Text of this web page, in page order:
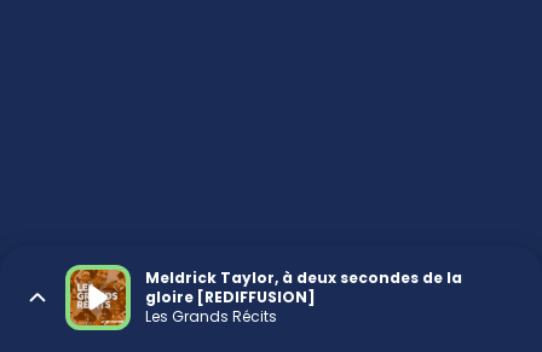
Meldrick Taylor, à deux secondes de la
gloire [REDIFFUSION]
Les Grands Récits